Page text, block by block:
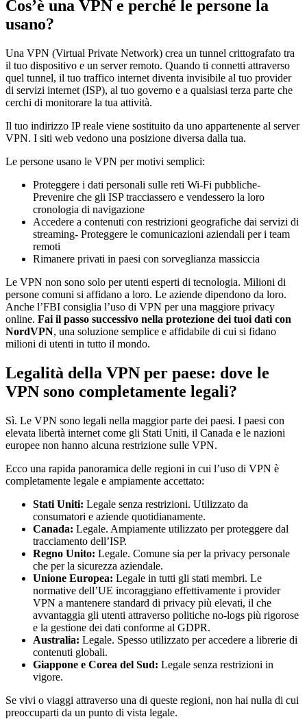
Cos’è una VPN e perché le persone la
usano?
Una VPN (Virtual Private Network) crea un tunnel crittografato tra
il tuo dispositivo e un server remoto. Quando ti connetti attraverso
quel tunnel, il tuo traffico internet diventa invisibile al tuo provider
di servizi internet (ISP), al tuo governo e a qualsiasi terza parte che
cerchi di monitorare la tua attività.
Il tuo indirizzo IP reale viene sostituito da uno appartenente al server
VPN. I siti web vedono una posizione diversa dalla tua.
Le persone usano le VPN per motivi semplici:
Proteggere i dati personali sulle reti Wi-Fi pubbliche-
Prevenire che gli ISP tracciassero e vendessero la loro
cronologia di navigazione
Accedere a contenuti con restrizioni geografiche dai servizi di
streaming- Proteggere le comunicazioni aziendali per i team
remoti
Rimanere privati in paesi con sorveglianza massiccia
Le VPN non sono solo per utenti esperti di tecnologia. Milioni di
persone comuni si affidano a loro. Le aziende dipendono da loro.
Anche l’FBI consiglia l’uso di VPN per una maggiore privacy
online. Fai il passo successivo nella protezione dei tuoi dati con
NordVPN, una soluzione semplice e affidabile di cui si fidano
milioni di utenti in tutto il mondo.
Legalità della VPN per paese: dove le
VPN sono completamente legali?
Sì. Le VPN sono legali nella maggior parte dei paesi. I paesi con
elevata libertà internet come gli Stati Uniti, il Canada e le nazioni
europee non hanno alcuna restrizione sulle VPN.
Ecco una rapida panoramica delle regioni in cui l’uso di VPN è
completamente legale e ampiamente accettato:
Stati Uniti: Legale senza restrizioni. Utilizzato da
consumatori e aziende quotidianamente.
Canada: Legale. Ampiamente utilizzato per proteggere dal
tracciamento dell’ISP.
Regno Unito: Legale. Comune sia per la privacy personale
che per la sicurezza aziendale.
Unione Europea: Legale in tutti gli stati membri. Le
normative dell’UE incoraggiano effettivamente i provider
VPN a mantenere standard di privacy più elevati, il che
avvantaggia gli utenti attraverso politiche no-logs più rigorose
e la gestione dei dati conforme al GDPR.
Australia: Legale. Spesso utilizzato per accedere a librerie di
contenuti globali.
Giappone e Corea del Sud: Legale senza restrizioni in
vigore.
Se vivi o viaggi attraverso una di queste regioni, non hai nulla di cui
preoccuparti da un punto di vista legale.